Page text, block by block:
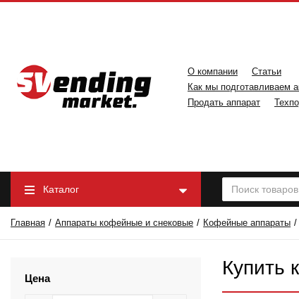
О компании
Статьи
Как мы подготавливаем
Продать аппарат
Каталог
Главная Аппараты кофейные и снековые Кофейные аппараты
Цена Купить